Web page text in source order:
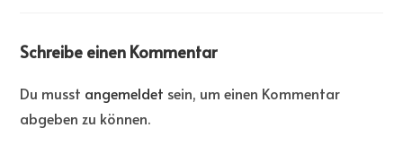
Schreibe einen Kommentar
Du musst angemeldet sein, um einen Kommentar
abgeben zu können.